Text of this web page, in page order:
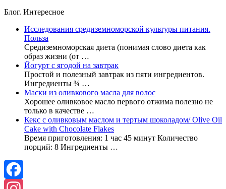
Блог. Интересное
Исследования средиземноморской культуры питания.
Польза
Средиземноморская диета (понимая слово диета как
образ жизни (от …
Йогурт с ягодой на завтрак
Простой и полезный завтрак из пяти ингредиентов.
Ингредиенты ¾ …
Маски из оливкового масла для волос
Хорошее оливковое масло первого отжима полезно не
только в качестве …
Кекс с оливковым маслом и тертым шоколадом/ Olive Oil
Cake with Chocolate Flakes
Время приготовления: 1 час 45 минут Количество
порций: 8 Ингредиенты …